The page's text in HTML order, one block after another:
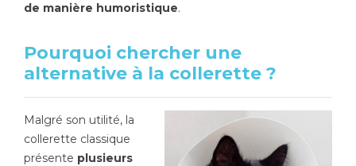
de manière humoristique.
Pourquoi chercher une
alternative à la collerette ?
Malgré son utilité, la
collerette classique
présente plusieurs